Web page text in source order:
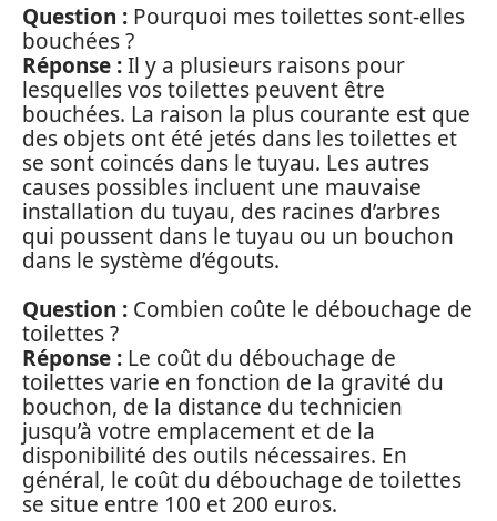
Question : Pourquoi mes toilettes sont-elles
bouchées ?
Réponse :Il y a plusieurs raisons pour
lesquelles vos toilettes peuvent être
bouchées. La raison la plus courante est que
des objets ont été jetés dans les toilettes et
se sont coincés dans le tuyau. Les autres
causes possibles incluent une mauvaise
installation du tuyau, des racines d’arbres
qui poussent dans le tuyau ou un bouchon
dans le système d’égouts.
Question : Combien coûte le débouchage de
toilettes ?
Réponse : Le coût du débouchage de
toilettes varie en fonction de la gravité du
bouchon, de la distance du technicien
jusqu’à votre emplacement et de la
disponibilité des outils nécessaires. En
général, le coût du débouchage de toilettes
se situe entre 100 et 200 euros.